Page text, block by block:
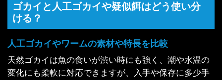
ゴカイと人工ゴカイや疑似餌はどう使い分
ける？
人工ゴカイやワームの素材や特長を比較
天然ゴカイは魚の食いが渋い時にも強く、潮や水温の
変化にも柔軟に対応できますが、入手や保存に多少手